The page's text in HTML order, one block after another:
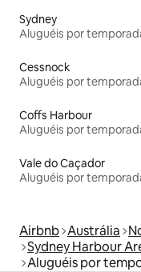
Sydney
Aluguéis por
Cessnock
Aluguéis por
Coffs Harbour
Aluguéis por
Vale do Caçador
Aluguéis por
Airbnb Austrália
Sydney Harbour
Aluguéis por